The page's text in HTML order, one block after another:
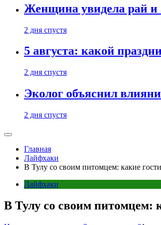
Женщина увидела рай и
2 дня спустя
5 августа: какой
2 дня спустя
Эколог объяснил
2 дня спустя
Главная
Лайфхаки
В Тулу со своим питомцем: какие
Лайфхаки
В Тулу со своим